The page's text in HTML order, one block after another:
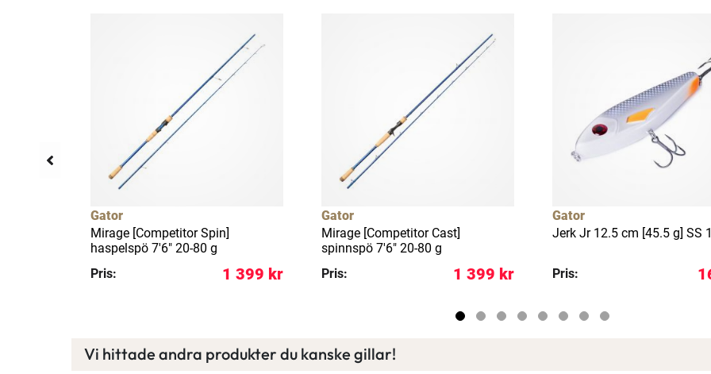
Bättre priser, fri frakt på alla ordrar, bonuscheck varje månad
och mycket mer. Spara tusenlappar idag!
Gator
Mirage [Competitor Spin]
haspelspö 7'6" 20-80 g
Pris:
1 399 kr
Gator
Mirage [Competitor Cast]
spinnspö 7'6" 20-80 g
Pris:
1 399 kr
Gator
Jerk Jr 12.5 cm [45.5 g] SS
Pris:
Vi hittade andra produkter du kanske gillar!